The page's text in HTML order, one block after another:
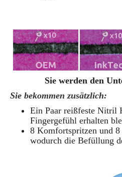
Sie werden den
Sie bekommen zusätzlich:
Ein Paar reißfeste Nitril
Fingergefühl erhalten
8 Komfortspritzen und
wodurch die Befüllung